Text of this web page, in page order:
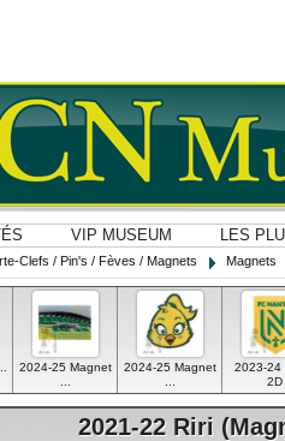
VIP MUSEUM LES
Clefs / Pin's / Fèves / Magnets Magnets
2024-25 Magnet
2024-25 Magnet
2023-24
2D
2021-22 Riri